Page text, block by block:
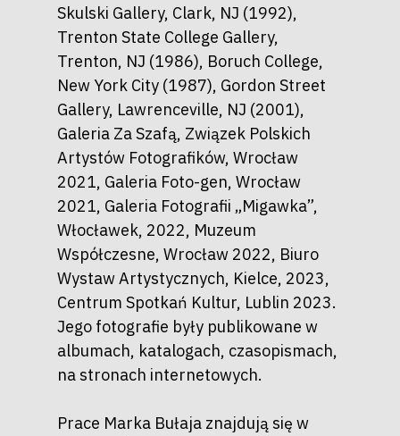
Skulski Gallery, Clark, NJ (1992),
Trenton State College Gallery,
Trenton, NJ (1986), Boruch College,
New York City (1987), Gordon Street
Gallery, Lawrenceville, NJ (2001),
Galeria Za Szafą, Związek Polskich
Artystów Fotografików, Wrocław
2021, Galeria Foto-gen, Wrocław
2021, Galeria Fotografii „Migawka”,
Włocławek, 2022, Muzeum
Współczesne, Wrocław 2022, Biuro
Wystaw Artystycznych, Kielce, 2023,
Centrum Spotkań Kultur, Lublin 2023.
Jego fotografie były publikowane w
albumach, katalogach, czasopismach,
na stronach internetowych.
Prace Marka Bułaja znajdują się w